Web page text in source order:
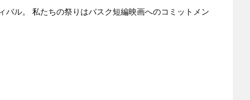
ル。 私たちの祭りはバスク短編映画へのコミットメン